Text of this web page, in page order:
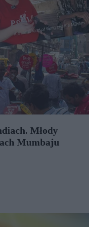
Młody
Mumbaju